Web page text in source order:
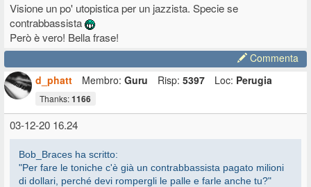
Visione un po' utopistica per un jazzista. Specie se
contrabbassista
Però è vero! Bella frase!
Commenta
d_phatt
Membro: Guru Risp: 5397 Loc: Perugia
Thanks:1166
03-12-20 16.24
Bob_Braces ha scritto:
"Per fare le toniche c'è già un contrabbassista pagato milioni
di dollari, perché devi rompergli le palle e farle anche tu?"